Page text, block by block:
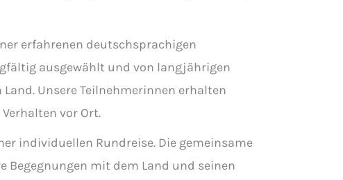
erfahrenen deutschsprachigen
ausgewählt und von langjährigen
Unsere Teilnehmerinnen erhalten
vor Ort.
individuellen Rundreise. Die gemeinsame
mit dem Land und seinen